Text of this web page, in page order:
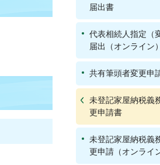
届出書
代表相続人指定（
届出（オンライン）
共有筆頭者変更申
未登記家屋納税義
更申請書
未登記家屋納税義
更申請（オンライ